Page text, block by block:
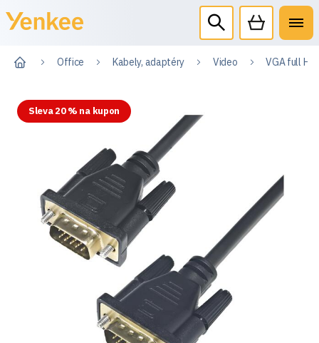
Office Kabely, adaptéry Video VGA full HD
Sleva 20 % na kupon